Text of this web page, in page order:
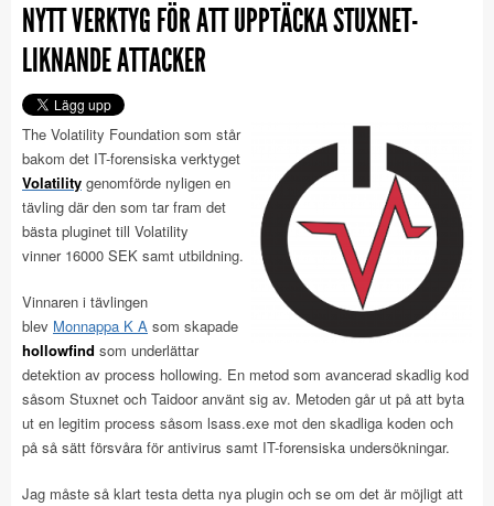
NYTT VERKTYG FÖR ATT UPPTÄCKA STUXNET-
LIKNANDE ATTACKER
The Volatility Foundation som står
bakom det IT-forensiska verktyget
Volatility genomförde nyligen en
tävling där den som tar fram det
bästa pluginet till Volatility
vinner 16000 SEK samt utbildning.
Vinnaren i tävlingen
blev Monnappa K A som skapade
hollowfind som underlättar
detektion av process hollowing. En metod som avancerad skadlig kod
såsom Stuxnet och Taidoor använt sig av. Metoden går ut på att byta
ut en legitim process såsom lsass.exe mot den skadliga koden och
på så sätt försvåra för antivirus samt IT-forensiska undersökningar.
Jag måste så klart testa detta nya plugin och se om det är möjligt att